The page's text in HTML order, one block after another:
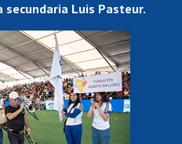
secundaria Luis Pasteur.